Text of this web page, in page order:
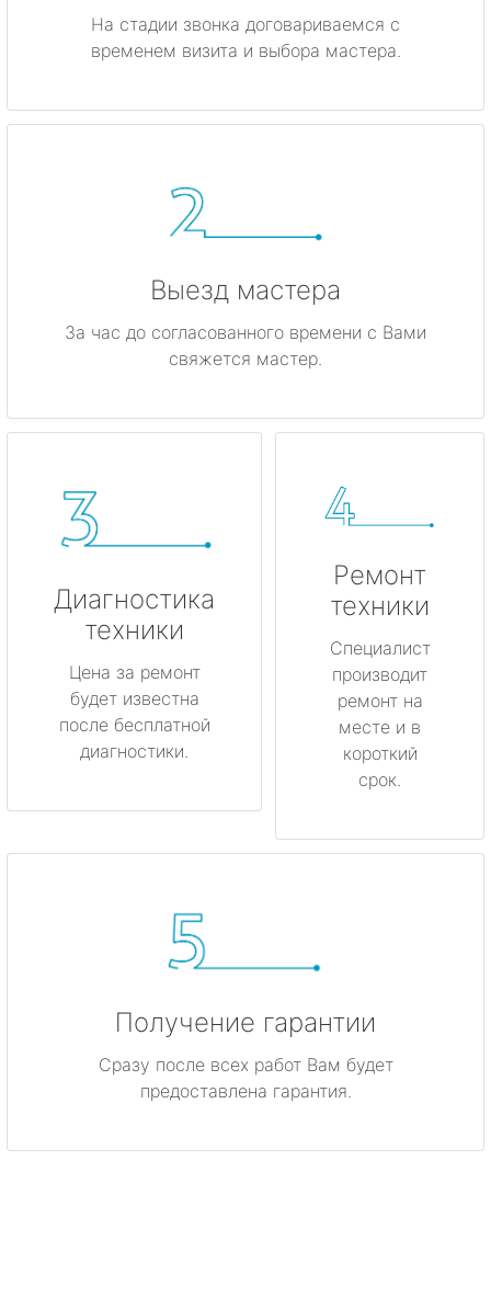
На стадии звонка договариваемся с
временем визита и выбора мастера.
Выезд мастера
За час до согласованного времени с Вами
свяжется мастер.
Диагностика
техники
Цена за ремонт
будет известна
после бесплатной
диагностики.
Ремонт
техники
Специалист
производит
ремонт на
месте и в
короткий
срок.
Получение гарантии
Сразу после всех работ Вам будет
предоставлена гарантия.